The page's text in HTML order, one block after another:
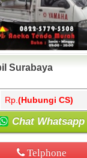
Surabaya
Rp. (Hubungi CS)
Chat Whatsapp
Telphone